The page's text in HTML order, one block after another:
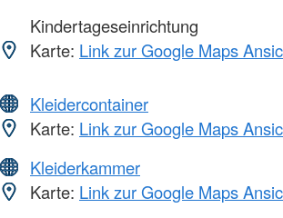
Kindertageseinrichtung
Karte: Link zur Google Maps
Kleidercontainer
Karte: Link zur Google Maps
Kleiderkammer
Karte: Link zur Google Maps